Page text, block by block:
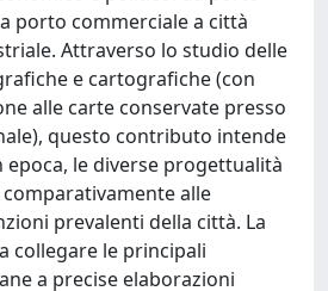
porto commerciale a città
Attraverso lo studio delle
e cartografiche (con
alle carte conservate presso
questo contributo intende
epoca, le diverse progettualità
alle
prevalenti della città. La
collegare le principali
a precise elaborazioni